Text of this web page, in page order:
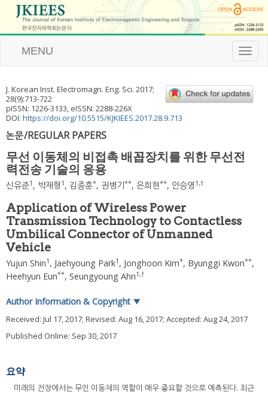
T
o
l
e
MENU
J. Korean Inst. Electromagn. Eng. Sci. 2017;
28(9):713-722
pISSN: 1226-3133, eISSN: 2288-226X
DOI: https://doi.org/10.5515/KJKIEES.2017.28.9.713
논문/REGULAR PAPERS
무선 이동체의 비접촉 배꼽장치를 위한 무선전
력전송 기술의 응용
신유준1 , 박재형 1 , 김종훈*, 권병기 **, 은희현**, 안승영 1,†
Application of Wireless Power
Transmission Technology to Contactless
Umbilical Connector of Unmanned
Vehicle
Yujun Shin1 , Jaehyoung Park1 , Jonghoon Kim*, Byunggi Kwon**,
Heehyun Eun**, Seungyoung Ahn1,†
Author Information & Copyright ▼
Received: Jul 17, 2017; Revised: Aug 16, 2017; Accepted: Aug 24, 2017
Published Online: Sep 30, 2017
요약
미래의 전장에서는 무인 이동체의 역할이 매우 중요할 것으로 예측된다. 최근